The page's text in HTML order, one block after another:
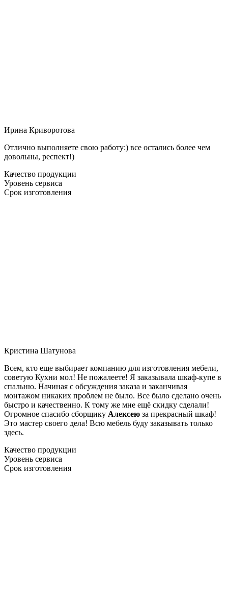
Ирина Криворотова
Отлично выполняете свою работу:) все остались более чем
довольны, респект!)
Качество продукции
Уровень сервиса
Срок изготовления
Кристина Шатунова
Всем, кто еще выбирает компанию для изготовления мебели,
советую Кухни мол! Не пожалеете! Я заказывала шкаф-купе в
спальню. Начиная с обсуждения заказа и заканчивая
монтажом никаких проблем не было. Все было сделано очень
быстро и качественно. К тому же мне ещё скидку сделали!
Огромное спасибо сборщику Алексею за прекрасный шкаф!
Это мастер своего дела! Всю мебель буду заказывать только
здесь.
Качество продукции
Уровень сервиса
Срок изготовления